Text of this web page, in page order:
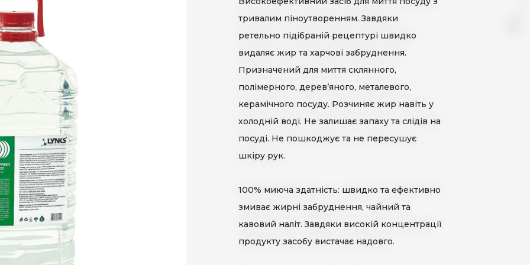
КОНТАКТИ
рідини
AdBlue
Професійна хімія для автомийок
тривалим піноутворенням. Завдяки
ретельно підібраній рецептурі швидко
видаляє жир та харчові забруднення.
Призначений для миття склянного,
полімерного, дерев’яного, металевого,
керамічного посуду. Розчиняє жир навіть у
холодній воді. Не залишає запаху та слідів на
посуді. Не пошкоджує та не пересушує
шкіру рук.
100% миюча здатність: швидко та ефективно
змиває жирні забруднення, чайний та
кавовий наліт. Завдяки високій концентрації
продукту засобу вистачає надовго.